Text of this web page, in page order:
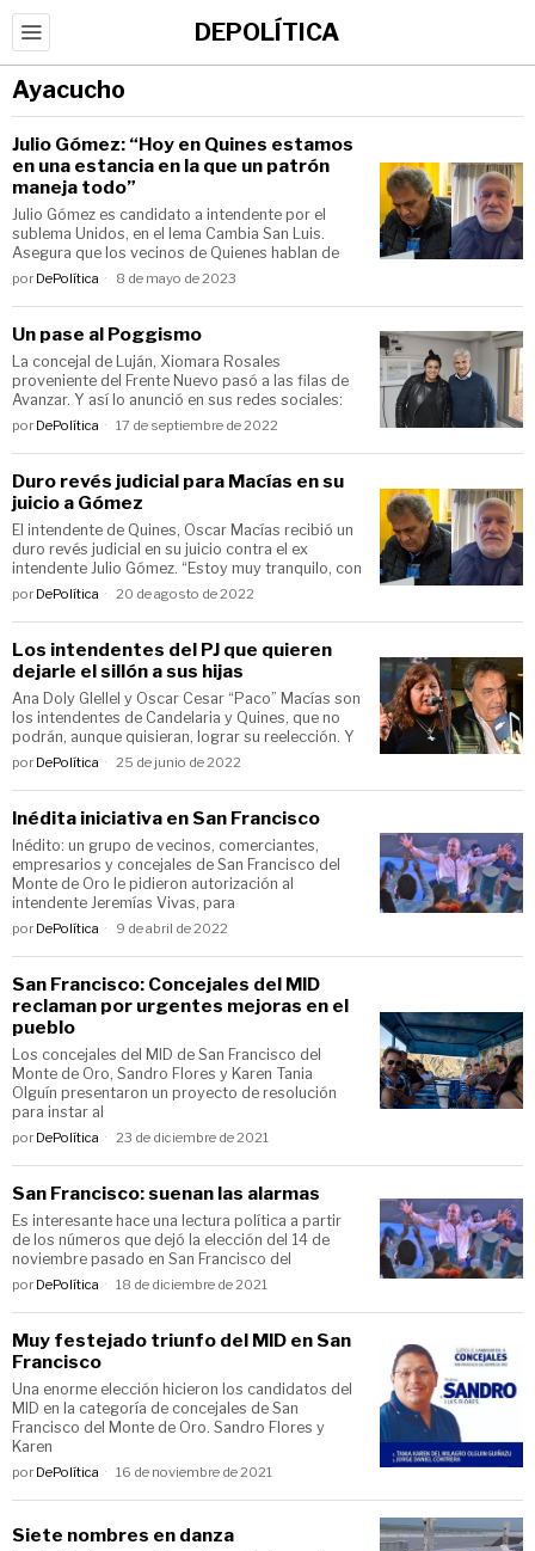
DEPOLÍTICA
Ayacucho
Julio Gómez: “Hoy en Quines estamos
en una estancia en la que un patrón
maneja todo”
Julio Gómez es candidato a intendente por el
sublema Unidos, en el lema Cambia San Luis.
Asegura que los vecinos de Quienes hablan de
por DePolítica 8 de mayo de 2023
Un pase al Poggismo
La concejal de Luján, Xiomara Rosales
proveniente del Frente Nuevo pasó a las filas de
Avanzar. Y así lo anunció en sus redes sociales:
por DePolítica 17 de septiembre de 2022
Duro revés judicial para Macías en su
juicio a Gómez
El intendente de Quines, Oscar Macías recibió un
duro revés judicial en su juicio contra el ex
intendente Julio Gómez. “Estoy muy tranquilo, con
por DePolítica 20 de agosto de 2022
Los intendentes del PJ que quieren
dejarle el sillón a sus hijas
Ana Doly Glellel y Oscar Cesar “Paco” Macías son
los intendentes de Candelaria y Quines, que no
podrán, aunque quisieran, lograr su reelección. Y
por DePolítica 25 de junio de 2022
Inédita iniciativa en San Francisco
Inédito: un grupo de vecinos, comerciantes,
empresarios y concejales de San Francisco del
Monte de Oro le pidieron autorización al
intendente Jeremías Vivas, para
por DePolítica 9 de abril de 2022
San Francisco: Concejales del MID
reclaman por urgentes mejoras en el
pueblo
Los concejales del MID de San Francisco del
Monte de Oro, Sandro Flores y Karen Tania
Olguín presentaron un proyecto de resolución
para instar al
por DePolítica 23 de diciembre de 2021
San Francisco: suenan las alarmas
Es interesante hace una lectura política a partir
de los números que dejó la elección del 14 de
noviembre pasado en San Francisco del
por DePolítica 18 de diciembre de 2021
Muy festejado triunfo del MID en San
Francisco
Una enorme elección hicieron los candidatos del
MID en la categoría de concejales de San
Francisco del Monte de Oro. Sandro Flores y
Karen
por DePolítica 16 de noviembre de 2021
Siete nombres en danza